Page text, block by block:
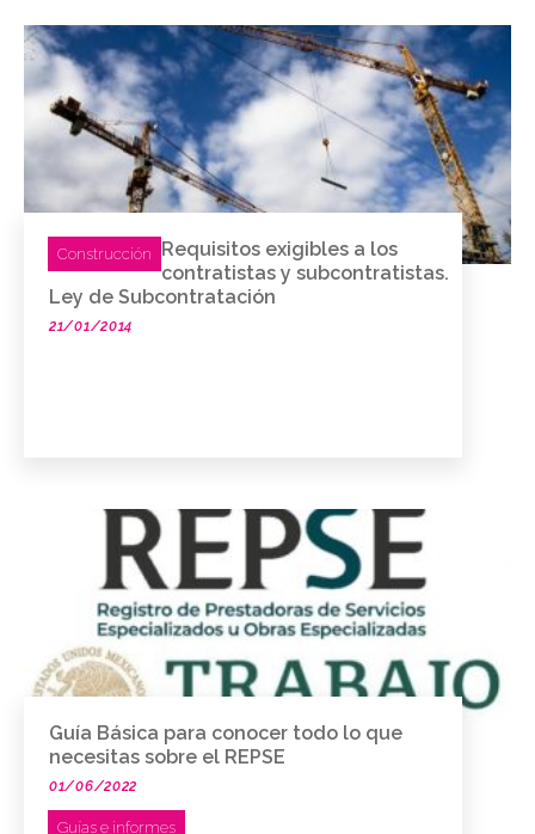
Construcción
Requisitos exigibles a los
contratistas y subcontratistas.
Ley de Subcontratación
21/01/2014
Guía Básica para conocer todo lo que
necesitas sobre el REPSE
01/06/2022
Guías e informes